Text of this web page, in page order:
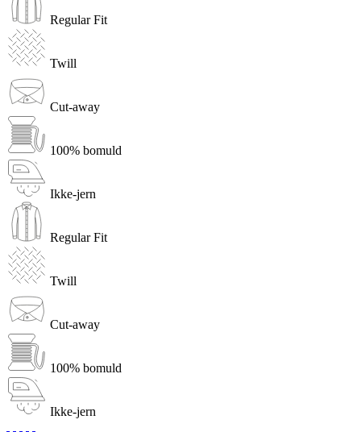
Regular Fit
Twill
Cut-away
100% bomuld
Ikke-jern
Regular Fit
Twill
Cut-away
100% bomuld
Ikke-jern